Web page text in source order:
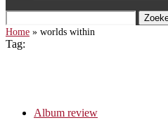
Home » worlds within
Tag:
Album review